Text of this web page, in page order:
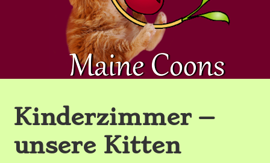
Kinderzimmer –
unsere Kitten